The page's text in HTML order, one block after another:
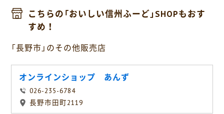
こちらの「おいしい信州ふーど」SHOPもおす
すめ！
「長野市」のその他販売店
オンラインショップ あんず
026-235-6784
長野市田町2119